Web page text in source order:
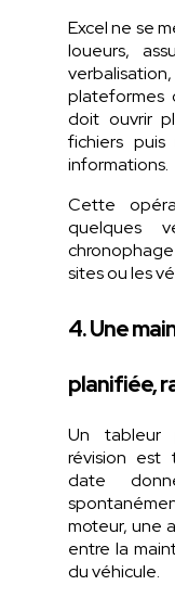
Excel ne se
loueurs,
plateformes
doit ouvrir
fichiers puis
informations.
Cette
quelques
sites ou les
4. Une
planifiée,
Un tableur
révision est
date
moteur, une
entre la
du véhicule.